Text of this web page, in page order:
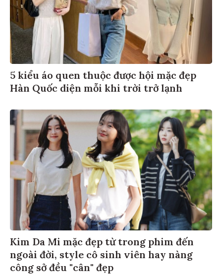
5 kiểu áo quen thuộc được hội mặc đẹp
Hàn Quốc diện mỗi khi trời trở lạnh
Kim Da Mi mặc đẹp từ trong phim đến
ngoài đời, style cô sinh viên hay nàng
công sở đều "cân" đẹp